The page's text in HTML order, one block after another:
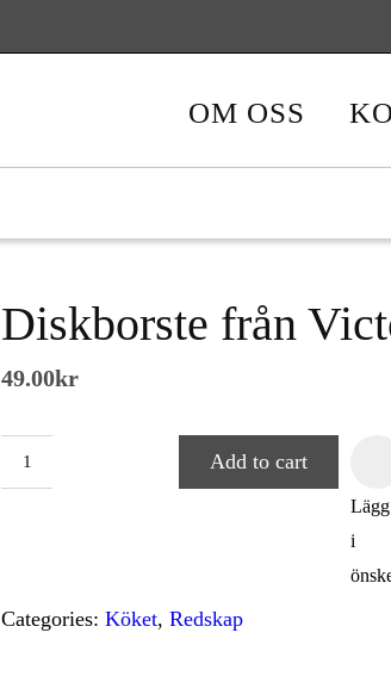
OM OSS
Diskborste från
49.00kr
Add to cart
i
Categories: Köket, Redskap